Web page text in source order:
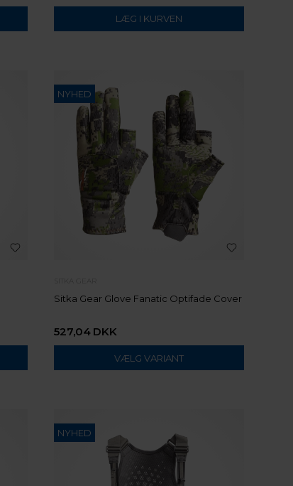
NYHED
Sitka Gear Glove Fanatic Optifade Cover
527,04 DKK
VÆLG VARIANT
NYHED